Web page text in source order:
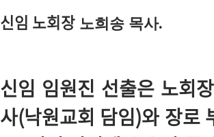
신임 노회장 노희송 목사.
신임 임원진 선출은 노회
사(낙원교회 담임)와 장로